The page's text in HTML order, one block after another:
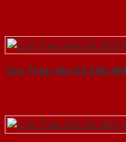
Cửa Thép Vân Gỗ SGD-